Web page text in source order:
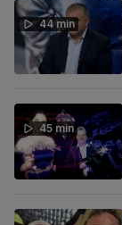
44 min
45 min